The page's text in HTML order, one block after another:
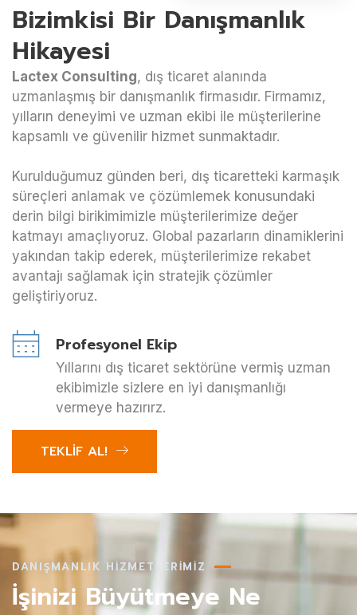
Bizimkisi Bir Danışmanlık
Hikayesi
Lactex Consulting, dış ticaret alanında
uzmanlaşmış bir danışmanlık firmasıdır. Firmamız,
yılların deneyimi ve uzman ekibi ile müşterilerine
kapsamlı ve güvenilir hizmet sunmaktadır.
Kurulduğumuz günden beri, dış ticaretteki karmaşık
süreçleri anlamak ve çözümlemek konusundaki
derin bilgi birikimimizle müşterilerimize değer
katmayı amaçlıyoruz. Global pazarların dinamiklerini
yakından takip ederek, müşterilerimize rekabet
avantajı sağlamak için stratejik çözümler
geliştiriyoruz.
Profesyonel Ekip
Yıllarını dış ticaret sektörüne vermiş uzman
ekibimizle sizlere en iyi danışmanlığı
vermeye hazırırz.
TEKLİF AL!
DANIŞMANLIK HİZMETLERİMİZ
İşinizi Büyütmeye Ne